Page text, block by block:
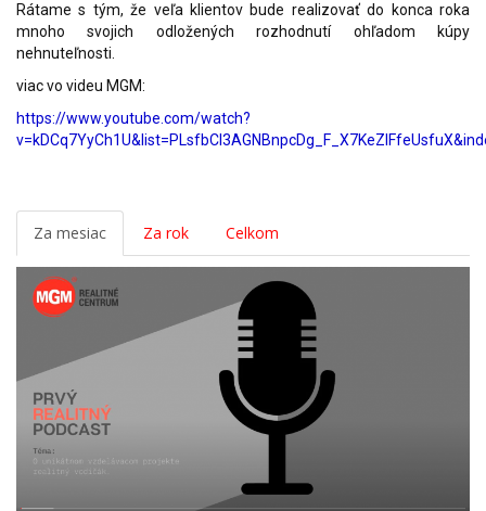
Rátame s tým, že veľa klientov bude realizovať do konca roka
mnoho svojich odložených rozhodnutí ohľadom kúpy
nehnuteľnosti.
viac vo videu MGM:
https://www.youtube.com/watch?
Za mesiac Za rok Celkom